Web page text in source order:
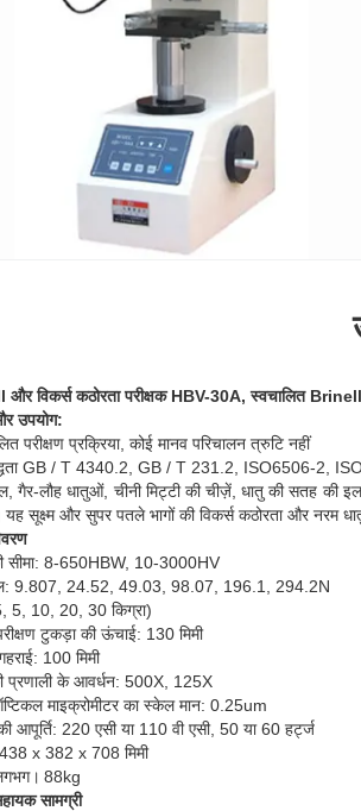
विकर्स कठोरता परीक्षक HBV-30A, स्वचालित Brinell
उपयोग:
परीक्षण प्रक्रिया, कोई मानव परिचालन त्रुटि नहीं
GB / T 4340.2, GB / T 231.2, ISO6506-2,
गैर-लौह धातुओं, चीनी मिट्टी की चीज़ें, धातु की सतह की
यह सूक्ष्म और सुपर पतले भागों की विकर्स कठोरता और नरम
सीमा: 8-650HBW, 10-3000HV
9.807, 24.52, 49.03, 98.07, 196.1, 294.2N
5, 10, 20, 30 किग्रा)
टुकड़ा की ऊंचाई: 130 मिमी
100 मिमी
प्रणाली के आवर्धन: 500X, 125X
माइक्रोमीटर का स्केल मान: 0.25um
आपूर्ति: 220 एसी या 110 वी एसी, 50 या 60 हर्ट्ज
x 382 x 708 मिमी
88kg
सामग्री